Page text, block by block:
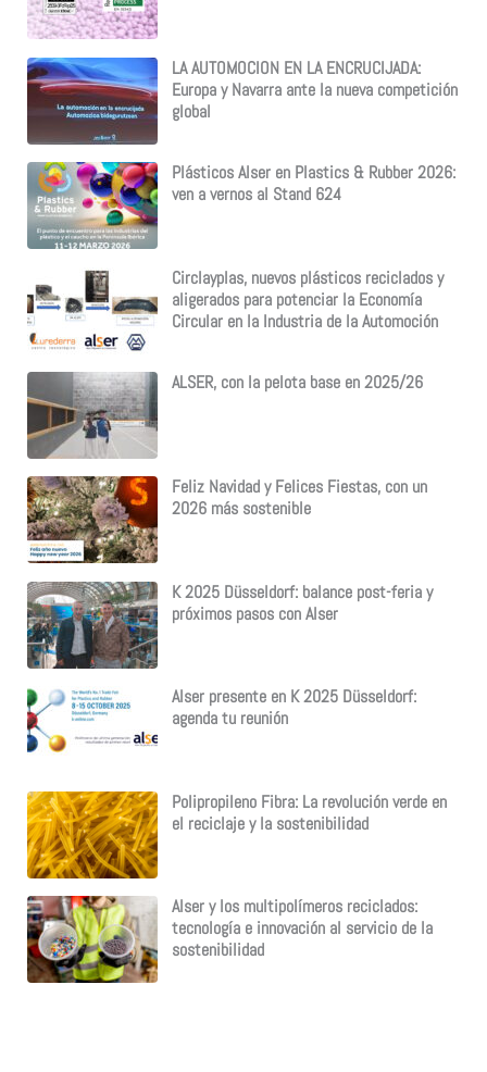
LA AUTOMOCION EN LA ENCRUCIJADA:
Europa y Navarra ante la nueva competición
global
Plásticos Alser en Plastics & Rubber 2026:
ven a vernos al Stand 624
Circlayplas, nuevos plásticos reciclados y
aligerados para potenciar la Economía
Circular en la Industria de la Automoción
ALSER, con la pelota base en 2025/26
Feliz Navidad y Felices Fiestas, con un
2026 más sostenible
K 2025 Düsseldorf: balance post-feria y
próximos pasos con Alser
Alser presente en K 2025 Düsseldorf:
agenda tu reunión
Polipropileno Fibra: La revolución verde en
el reciclaje y la sostenibilidad
Alser y los multipolímeros reciclados:
tecnología e innovación al servicio de la
sostenibilidad